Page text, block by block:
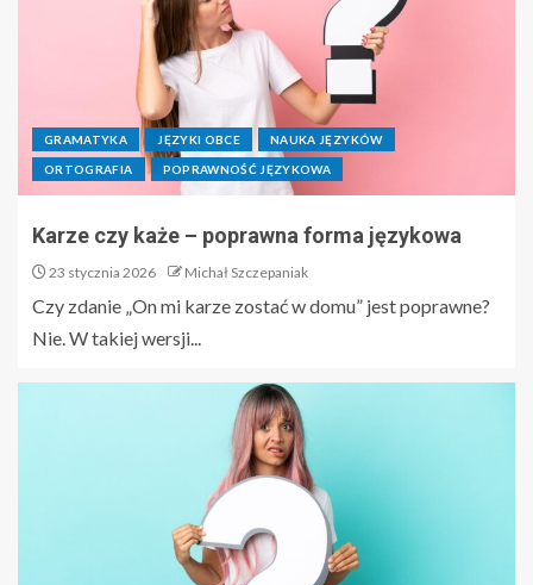
GRAMATYKA JĘZYKI OBCE NAUKA JĘZYKÓW
ORTOGRAFIA POPRAWNOŚĆ JĘZYKOWA
Karze czy każe – poprawna forma językowa
23 stycznia 2026 Michał Szczepaniak
Czy zdanie „On mi karze zostać w domu” jest poprawne?
Nie. W takiej wersji...